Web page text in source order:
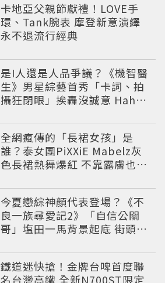
卡地亞父親節獻禮！LOVE手
環、Tank腕表 摩登新意演繹
永不退流行經典
是I人還是人品爭議？《機智醫
生》男星綜藝首秀「卡詞、拍
攝狂閉眼」挨轟沒誠意 Haha
全網瘋傳的「長裙女孩」是
誰？泰女團PiXXiE Mabelz灰
色長裙熱舞爆紅 不靠露膚也能
今夏戀綜神顏代表登場？《不
良一族尋愛記2》「自信公關
哥」塩田一馬背景起底 街頭辣
鐵道迷快搶！金牌台啤首度聯
名台灣高鐵 全新N700ST限定